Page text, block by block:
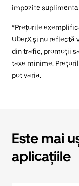
impozite
*Prețurile
UberX și nu reflectă
din trafic, promoții
taxe minime.
pot varia.
Este mai
aplicațiile